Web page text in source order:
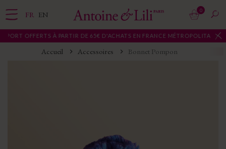
OFFERTS À PARTIR DE 65€ D'ACHATS EN FRANCE MÉTROPOLITAINE
FR EN 0
Accueil Accessoires Bonnet Pompon